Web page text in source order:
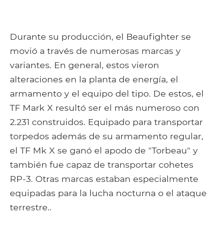
Durante su producción, el Beaufighter se
movió a través de numerosas marcas y
variantes. En general, estos vieron
alteraciones en la planta de energía, el
armamento y el equipo del tipo. De estos, el
TF Mark X resultó ser el más numeroso con
2.231 construidos. Equipado para transportar
torpedos además de su armamento regular,
el TF Mk X se ganó el apodo de "Torbeau" y
también fue capaz de transportar cohetes
RP-3. Otras marcas estaban especialmente
equipadas para la lucha nocturna o el ataque
terrestre..